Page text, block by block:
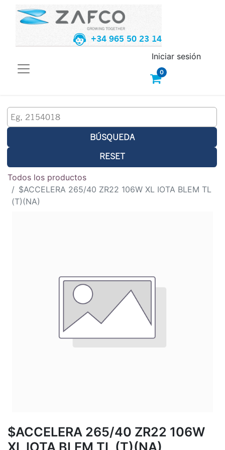
+34 965 50 23 14
0
Iniciar sesión
BÚSQUEDA
RESET
Todos los productos
$ACCELERA 265/40 ZR22 106W XL IOTA BLEM TL
(T)(NA)
$ACCELERA 265/40 ZR22 106W
XL IOTA BLEM TL (T)(NA)